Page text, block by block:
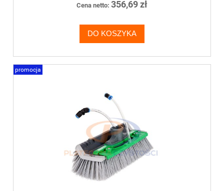
Cena netto: 356,69 zł
DO KOSZYKA
promocja